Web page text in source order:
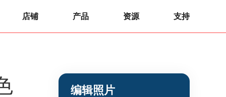
店铺 产品 资源 支持
编辑照片